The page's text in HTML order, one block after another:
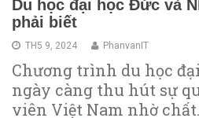
Du học đại học Đức và
phải biết
TH5 9, 2024 PhanvanIT
Chương trình du học
ngày càng thu hút sự
viên Việt Nam nhờ